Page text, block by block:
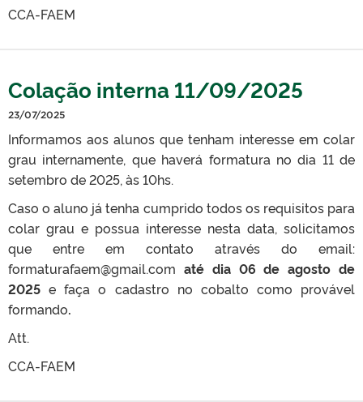
CCA-FAEM
Colação interna 11/09/2025
23/07/2025
Informamos aos alunos que tenham interesse em colar
grau internamente, que haverá formatura no dia 11 de
setembro de 2025, às 10hs.
Caso o aluno já tenha cumprido todos os requisitos para
colar grau e possua interesse nesta data, solicitamos
que entre em contato através do email:
formaturafaem@gmail.com até dia 06 de agosto de
2025e faça o cadastro no cobalto como provável
formando.
Att.
CCA-FAEM